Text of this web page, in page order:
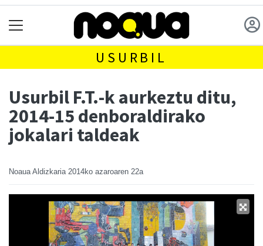
USURBIL
Usurbil F.T.-k aurkeztu ditu,
2014-15 denboraldirako
jokalari taldeak
Noaua Aldizkaria 2014ko azaroaren 22a